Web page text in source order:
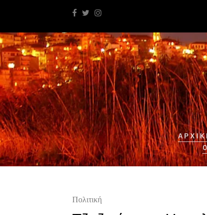
Πολιτική